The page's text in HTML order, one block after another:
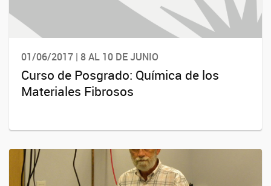
01/06/2017 | 8 AL 10 DE JUNIO
Curso de Posgrado: Química de los
Materiales Fibrosos